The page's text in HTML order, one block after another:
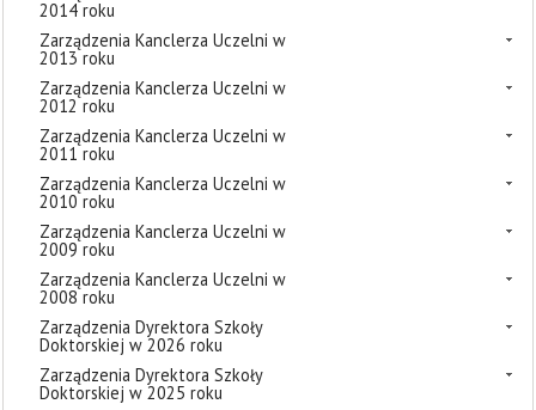
2014 roku
Zarządzenia Kanclerza Uczelni w
2013 roku
Zarządzenia Kanclerza Uczelni w
2012 roku
Zarządzenia Kanclerza Uczelni w
2011 roku
Zarządzenia Kanclerza Uczelni w
2010 roku
Zarządzenia Kanclerza Uczelni w
2009 roku
Zarządzenia Kanclerza Uczelni w
2008 roku
Zarządzenia Dyrektora Szkoły
Doktorskiej w 2026 roku
Zarządzenia Dyrektora Szkoły
Doktorskiej w 2025 roku